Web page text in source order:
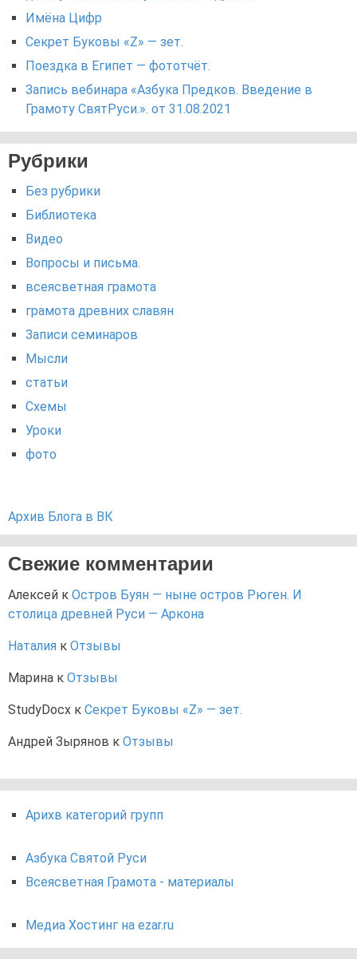
Имёна Цифр
Секрет Буковы «Z» — зет.
Поездка в Египет — фототчёт.
Запись вебинара «Азбука Предков. Введение в
Грамоту СвятРуси.». от 31.08.2021
Рубрики
Без рубрики
Библиотека
Видео
Вопросы и письма.
всеясветная грамота
грамота древних славян
Записи семинаров
Мысли
статьи
Схемы
Уроки
фото
Архив Блога в ВК
Свежие комментарии
Алексей к Остров Буян — ныне остров Рюген. И
столица древней Руси — Аркона
Наталия к Отзывы
Марина к Отзывы
StudyDocx к Секрет Буковы «Z» — зет.
Андрей Зырянов к Отзывы
Арихв категорий групп
Азбука Святой Руси
Всеясветная Грамота - материалы
Медиа Хостинг на ezar.ru